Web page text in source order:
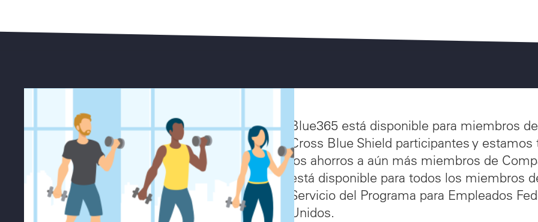
Blue365 está disponible para miembros
Cross Blue Shield participantes y
los ahorros a aún más miembros de
está disponible para todos los miembros
Servicio del Programa para Empleados
Unidos.